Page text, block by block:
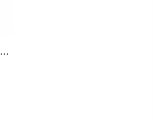
Trotineta electrica pliabila iSEN X9 Pro Max 2023 Negru, BT, 10 inch, 1100W, autonomie maxima 100km, pana la 40km/h, baterie detasabila